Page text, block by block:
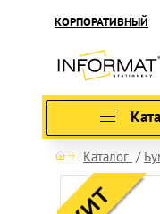
КОРПОРАТИВНЫЙ
Каталог